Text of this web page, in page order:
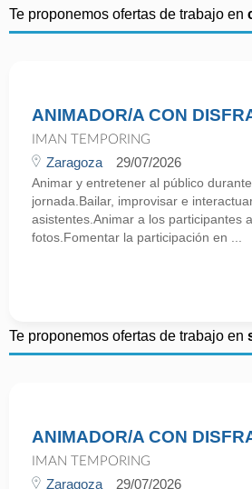
Te proponemos ofertas de trabajo en
ANIMADOR/A CON
IMAN TEMPORING
Zaragoza 29/07/2026
Animar y entretener al público
jornada.Bailar, improvisar e
asistentes.Animar a los participantes
fotos.Fomentar la participación en ...
Te proponemos ofertas de trabajo en
ANIMADOR/A CON
IMAN TEMPORING
Zaragoza 29/07/2026